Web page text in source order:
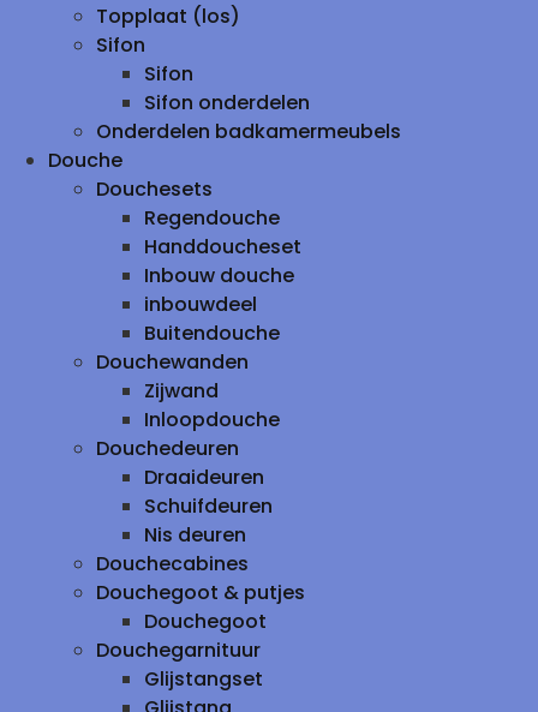
Topplaat (los)
Sifon
Sifon
Sifon onderdelen
Onderdelen badkamermeubels
Douche
Douchesets
Regendouche
Handdoucheset
Inbouw douche
inbouwdeel
Buitendouche
Douchewanden
Zijwand
Inloopdouche
Douchedeuren
Draaideuren
Schuifdeuren
Nis deuren
Douchecabines
Douchegoot & putjes
Douchegoot
Douchegarnituur
Glijstangset